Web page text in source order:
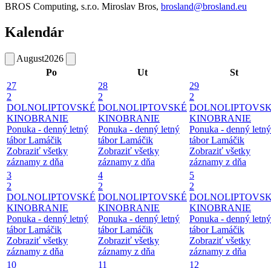
BROS Computing, s.r.o. Miroslav Bros, brosland@brosland.eu
Kalendár
August2026
Po
Ut
St
27
2
DOLNOLIPTOVSKÉ
KINOBRANIE
Ponuka - denný letný
tábor Lamáčik
Zobraziť všetky
záznamy z dňa
28
2
DOLNOLIPTOVSKÉ
KINOBRANIE
Ponuka - denný letný
tábor Lamáčik
Zobraziť všetky
záznamy z dňa
29
2
KINOBRANIE
Ponuka - denný letný
tábor Lamáčik
Zobraziť všetky
záznamy z dňa
3
2
DOLNOLIPTOVSKÉ
KINOBRANIE
Ponuka - denný letný
tábor Lamáčik
Zobraziť všetky
záznamy z dňa
4
2
DOLNOLIPTOVSKÉ
KINOBRANIE
Ponuka - denný letný
tábor Lamáčik
Zobraziť všetky
záznamy z dňa
5
2
KINOBRANIE
Ponuka - denný letný
tábor Lamáčik
Zobraziť všetky
záznamy z dňa
10
11 12